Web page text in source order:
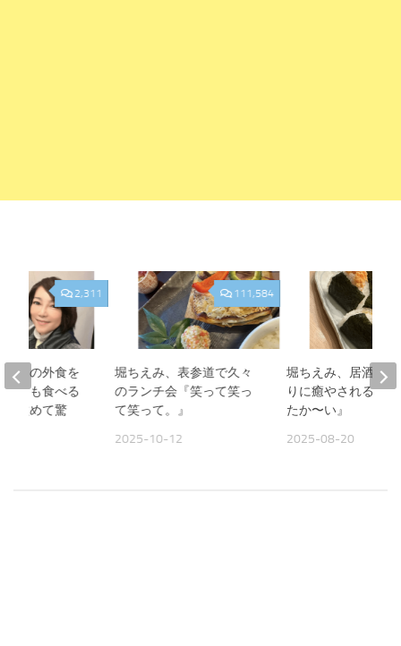
111,584
堀ちえみ、表参道で久々
のランチ会『笑って笑っ
て笑って。』
2025-10-12
堀ちえみ、居酒屋
りに癒やされる夜
たか〜い』
2025-08-20
2,311
夫との外食を
よりも食べる
て改めて驚